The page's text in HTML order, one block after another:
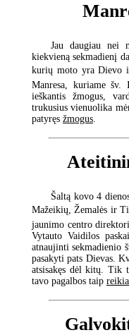
Jau daugiau nei
kiekvieną sekmadienį
kurių moto yra Dievo
Manresa, kuriame šv.
ieškantis žmogus,
trukusius vienuolika
patyręs žmogus
Šaltą kovo 4
Mažeikių, Žemalės ir
jaunimo centro
Vytauto Vaidilos
atnaujinti sekmadienio
pasakyti pats Dievas.
atsisakęs dėl kitų. Tik
tavo pagalbos taip reikia